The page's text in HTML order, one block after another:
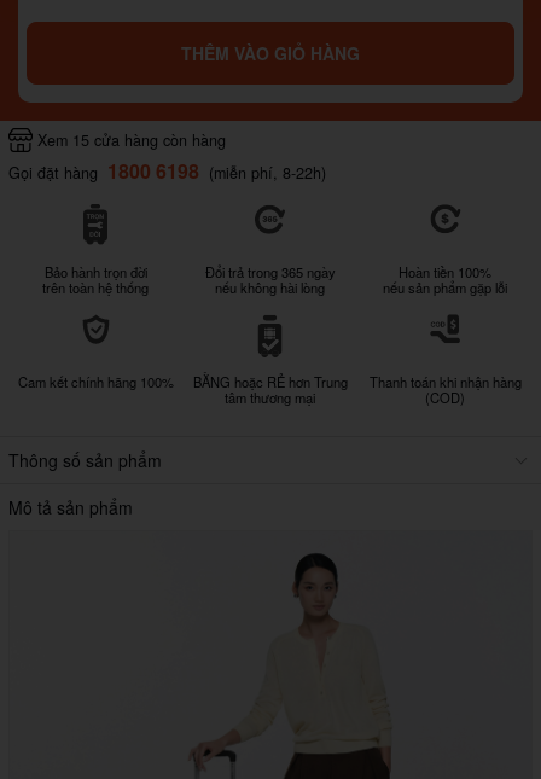
THÊM VÀO GIỎ HÀNG
Xem 15 cửa hàng còn hàng
Gọi đặt hàng 1800 6198 (miễn phí, 8-22h)
Bảo hành trọn đời
trên toàn hệ thống
Đổi trả trong 365 ngày
nếu không hài lòng
Hoàn tiền 100%
nếu sản phẩm gặp lỗi
Cam kết chính hãng 100%
BẰNG hoặc RẺ hơn Trung
tâm thương mại
Thanh toán khi nhận hàng
(COD)
Thông số sản phẩm
Mô tả sản phẩm